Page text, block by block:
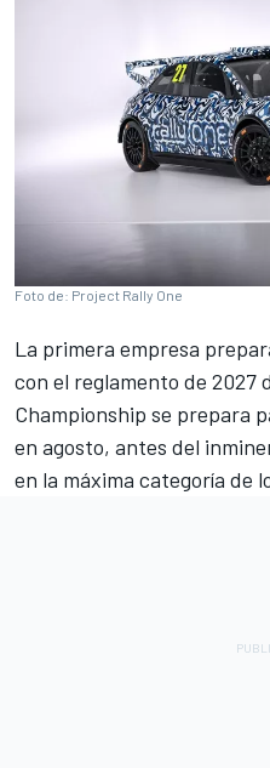
Foto de: Project Rally One
La primera empresa
con el reglamento de 2027
Championship se prepara
en agosto, antes del
en la máxima categoría de